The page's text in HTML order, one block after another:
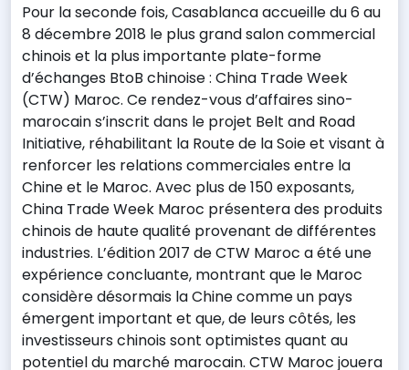
Pour la seconde fois, Casablanca accueille du 6 au
8 décembre 2018 le plus grand salon commercial
chinois et la plus importante plate-forme
d’échanges BtoB chinoise : China Trade Week
(CTW) Maroc. Ce rendez-vous d’affaires sino-
marocain s’inscrit dans le projet Belt and Road
Initiative, réhabilitant la Route de la Soie et visant à
renforcer les relations commerciales entre la
Chine et le Maroc. Avec plus de 150 exposants,
China Trade Week Maroc présentera des produits
chinois de haute qualité provenant de différentes
industries. L’édition 2017 de CTW Maroc a été une
expérience concluante, montrant que le Maroc
considère désormais la Chine comme un pays
émergent important et que, de leurs côtés, les
investisseurs chinois sont optimistes quant au
potentiel du marché marocain. CTW Maroc jouera